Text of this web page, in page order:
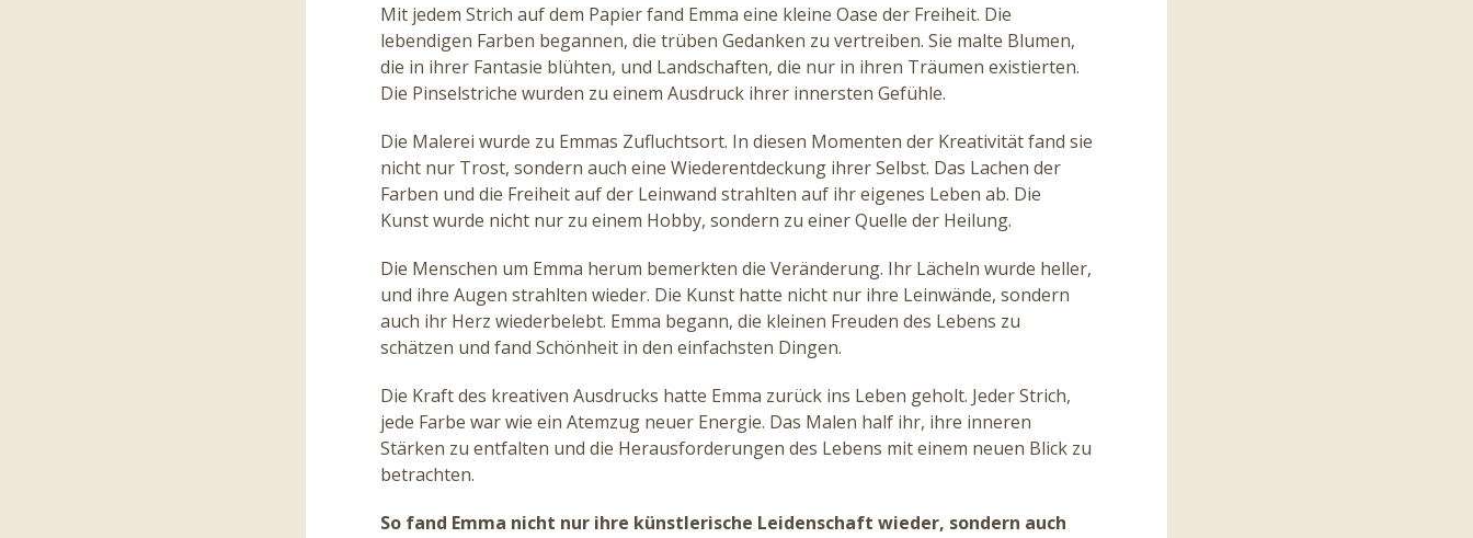
Mit jedem Strich auf dem Papier fand Emma eine kleine Oase der Freiheit. Die
lebendigen Farben begannen, die trüben Gedanken zu vertreiben. Sie malte Blumen,
die in ihrer Fantasie blühten, und Landschaften, die nur in ihren Träumen existierten.
Die Pinselstriche wurden zu einem Ausdruck ihrer innersten Gefühle.
Die Malerei wurde zu Emmas Zufluchtsort. In diesen Momenten der Kreativität fand sie
nicht nur Trost, sondern auch eine Wiederentdeckung ihrer Selbst. Das Lachen der
Farben und die Freiheit auf der Leinwand strahlten auf ihr eigenes Leben ab. Die
Kunst wurde nicht nur zu einem Hobby, sondern zu einer Quelle der Heilung.
Die Menschen um Emma herum bemerkten die Veränderung. Ihr Lächeln wurde heller,
und ihre Augen strahlten wieder. Die Kunst hatte nicht nur ihre Leinwände, sondern
auch ihr Herz wiederbelebt. Emma begann, die kleinen Freuden des Lebens zu
schätzen und fand Schönheit in den einfachsten Dingen.
Die Kraft des kreativen Ausdrucks hatte Emma zurück ins Leben geholt. Jeder Strich,
jede Farbe war wie ein Atemzug neuer Energie. Das Malen half ihr, ihre inneren
Stärken zu entfalten und die Herausforderungen des Lebens mit einem neuen Blick zu
betrachten.
So fand Emma nicht nur ihre künstlerische Leidenschaft wieder, sondern auch